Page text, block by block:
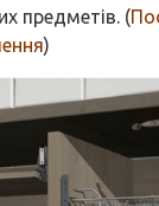
предметів. (
)